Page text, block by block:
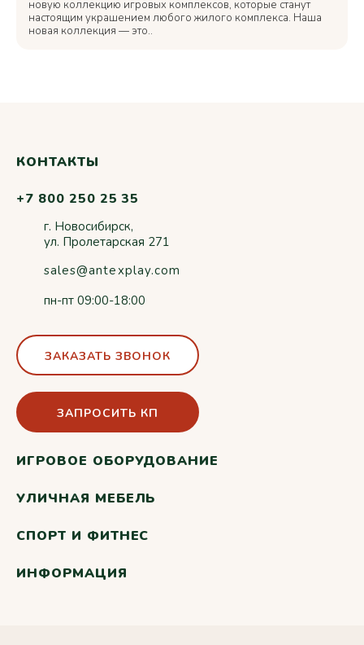
новую коллекцию игровых комплексов, которые станут
настоящим украшением любого жилого комплекса. Наша
новая коллекция — это..
КОНТАКТЫ
+7 800 250 25 35
г. Новосибирск,
ул. Пролетарская 271
sales@antexplay.com
пн-пт 09:00-18:00
ЗАКАЗАТЬ ЗВОНОК
ЗАПРОСИТЬ КП
ИГРОВОЕ ОБОРУДОВАНИЕ
УЛИЧНАЯ МЕБЕЛЬ
СПОРТ И ФИТНЕС
ИНФОРМАЦИЯ